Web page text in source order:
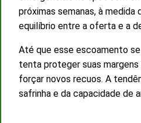
próximas semanas, à
equilíbrio entre a oferta e a
Até que esse escoamento
tenta proteger suas margens
forçar novos recuos. A
safrinha e da capacidade de